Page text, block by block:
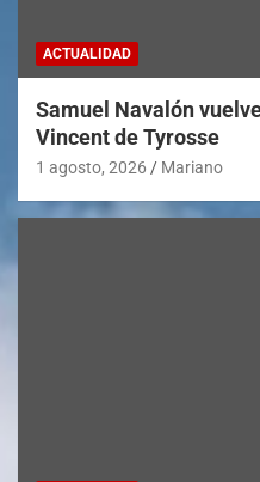
ACTUALIDAD
Samuel Navalón
Vincent de Tyrosse
1 agosto, 2026 Mariano